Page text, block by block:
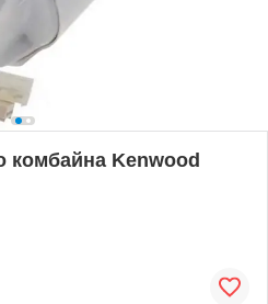
комбайна Kenwood